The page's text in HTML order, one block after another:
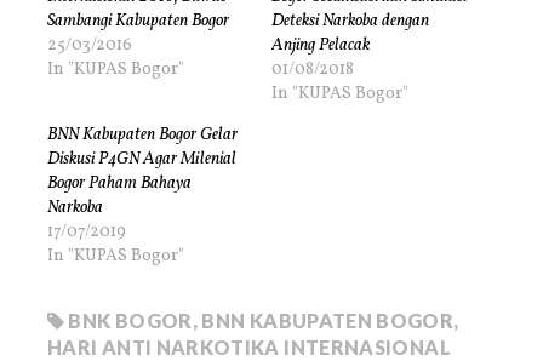
Sambangi Kabupaten Bogor
25/03/2016
In "KUPAS Bogor"
Deteksi Narkoba dengan
Anjing Pelacak
01/08/2018
In "KUPAS Bogor"
BNN Kabupaten Bogor Gelar
Diskusi P4GN Agar Milenial
Bogor Paham Bahaya
Narkoba
17/07/2019
In "KUPAS Bogor"
BNK BOGOR, BNN KABUPATEN BOGOR,
HARI ANTI NARKOTIKA INTERNASIONAL